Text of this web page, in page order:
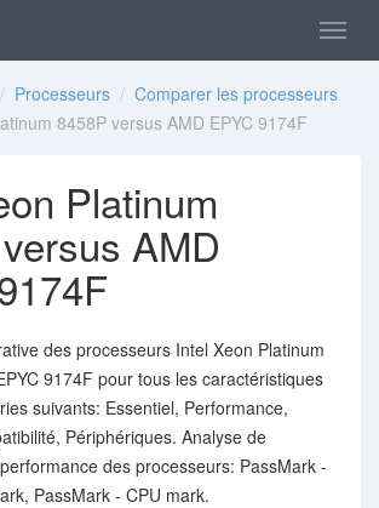
/ Processeurs / Comparer les processeurs
8458P versus AMD EPYC 9174F
Platinum
AMD
des processeurs Intel Xeon Platinum
9174F pour tous les caractéristiques
suivants: Essentiel, Performance,
Périphériques. Analyse de
des processeurs: PassMark -
PassMark - CPU mark.